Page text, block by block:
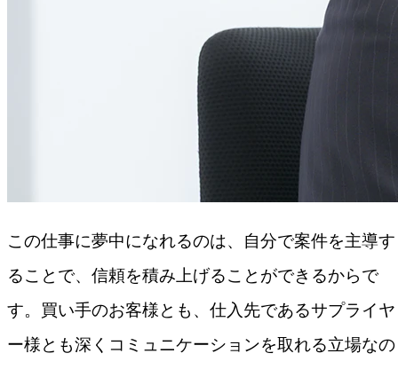
この仕事に夢中になれるのは、自分で案件を主導す
ることで、信頼を積み上げることができるからで
す。買い手のお客様とも、仕入先であるサプライヤ
ー様とも深くコミュニケーションを取れる立場なの